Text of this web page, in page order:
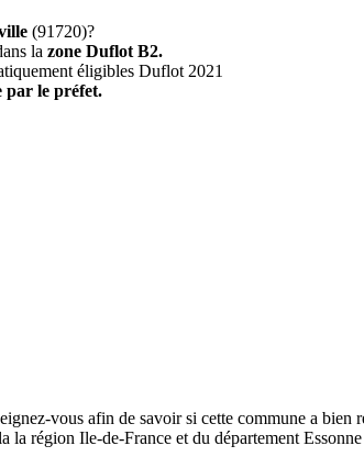
(91720)?
la zone Duflot B2.
éligibles Duflot 2021
par le préfet.
vous afin de savoir si cette commune a
la région Ile-de-France et du département